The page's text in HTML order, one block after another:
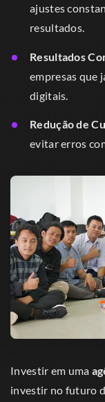
ajustes
resultados.
Resultados
empresas que
digitais.
Redução de
evitar erros
Investir em uma
investir no futuro